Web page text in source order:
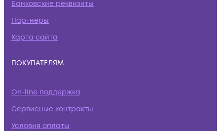
Банковские реквизиты
Партнеры
Карта сайта
ПОКУПАТЕЛЯМ
On-line поддержка
Сервисные контракты
Условия оплаты